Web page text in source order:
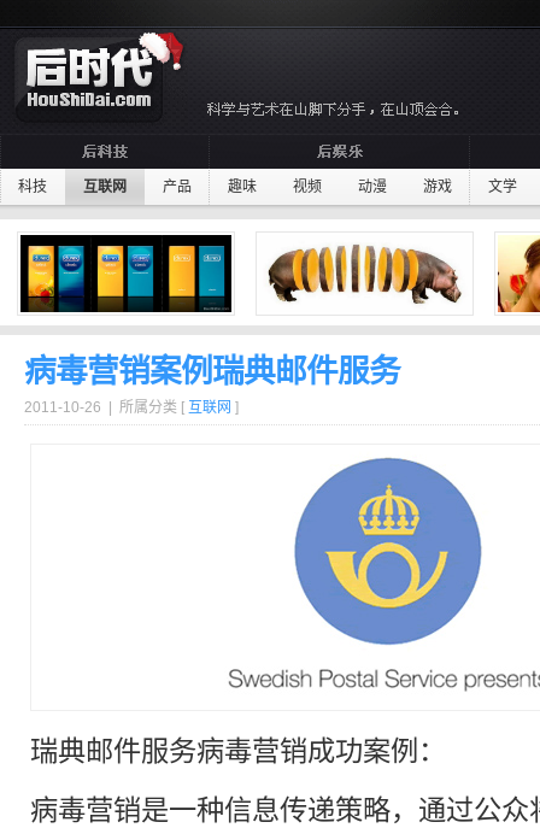
科技 互联网 产品 趣味 视频 动漫 游戏 文学
病毒营销案例瑞典邮件服务
2011-10-26 | 所属分类 [ 互联网 ]
瑞典邮件服务病毒营销成功案例：
病毒营销是一种信息传递策略，通过公